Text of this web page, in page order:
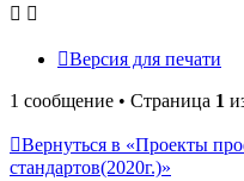
Версия для печати
1 сообщение • Страница 1
Вернуться в «Проекты
стандартов(2020г.)»